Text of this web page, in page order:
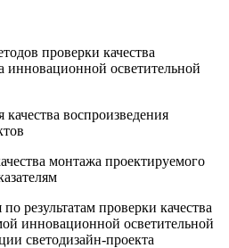
проверки качества
инновационной осветительной
воспроизведения
монтажа проектируемого
результатам проверки качества
инновационной осветительной
светодизайн-проекта